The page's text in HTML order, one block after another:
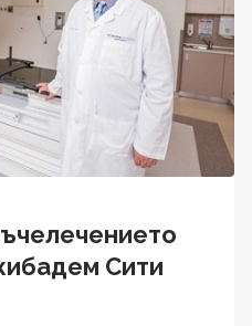
Сити